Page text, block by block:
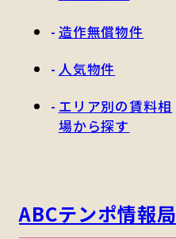
造作無償物件
人気物件
エリア別の賃料相
場から探す
ABCテンポ情報局